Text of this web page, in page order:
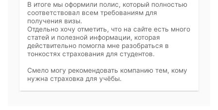
В итоге мы оформили полис, который полностью
соответствовал всем требованиям для
получения визы.
Отдельно хочу отметить, что на сайте есть много
статей и полезной информации, которая
действительно помогла мне разобраться в
тонкостях страхования для студентов.
Смело могу рекомендовать компанию тем, кому
нужна страховка для учёбы.